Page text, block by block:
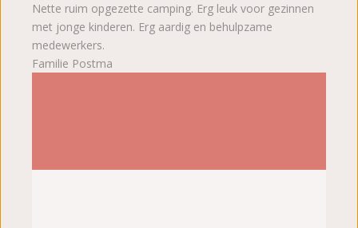
Nette ruim opgezette camping. Erg leuk voor gezinnen
met jonge kinderen. Erg aardig en behulpzame
medewerkers.
Familie Postma